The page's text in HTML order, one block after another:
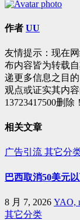
导
航
作者 UU
友情提示：现在
布内容皆为转载
递更多信息之目
观点或证实其内
13723417500删除！
相关文章
广告引流 其它分
巴西取消50美元
8 月 7, 2026 YAO,
其它分类